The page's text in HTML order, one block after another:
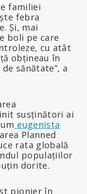
familiei
febra
Și, mai
boli pe care
cu atât
obțineau în
sănătate”, a
susținători ai
eugenista
Planned
rata globală
populațiilor
dorite.
pionier în